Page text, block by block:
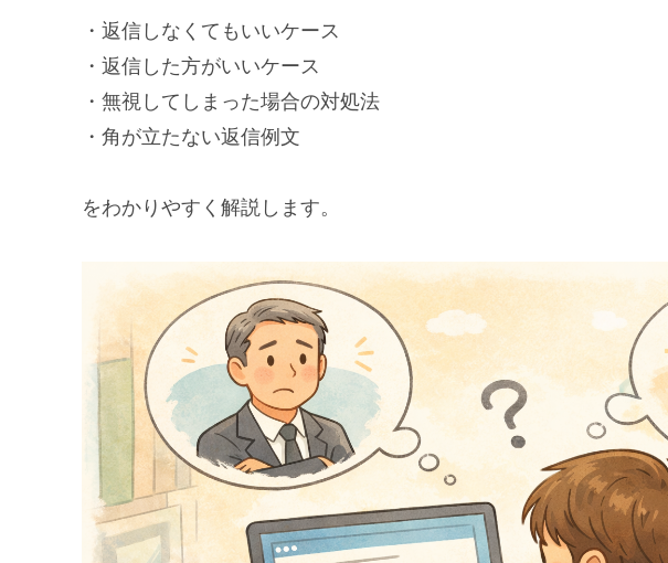
・返信しなくてもいいケース
・返信した方がいいケース
・無視してしまった場合の対処法
・角が立たない返信例文
をわかりやすく解説します。